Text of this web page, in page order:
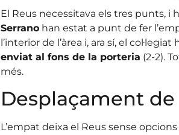
El Reus necessitava els tres punts, i
Serranohan estat a punt de fer
l’interior de l’àrea i, ara sí, el
enviat al fons de la porteria (2-2).
més.
Desplaçament de
L’empat deixa el Reus sense